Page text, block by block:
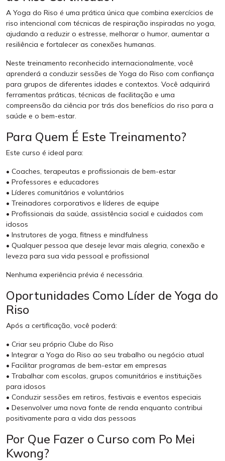
A Yoga do Riso é uma prática única que combina exercícios de
riso intencional com técnicas de respiração inspiradas no yoga,
ajudando a reduzir o estresse, melhorar o humor, aumentar a
resiliência e fortalecer as conexões humanas.
Neste treinamento reconhecido internacionalmente, você
aprenderá a conduzir sessões de Yoga do Riso com confiança
para grupos de diferentes idades e contextos. Você adquirirá
ferramentas práticas, técnicas de facilitação e uma
compreensão da ciência por trás dos benefícios do riso para a
saúde e o bem-estar.
Para Quem É Este Treinamento?
Este curso é ideal para:
• Coaches, terapeutas e profissionais de bem-estar
• Professores e educadores
• Líderes comunitários e voluntários
• Treinadores corporativos e líderes de equipe
• Profissionais da saúde, assistência social e cuidados com
idosos
• Instrutores de yoga, fitness e mindfulness
• Qualquer pessoa que deseje levar mais alegria, conexão e
leveza para sua vida pessoal e profissional
Nenhuma experiência prévia é necessária.
Oportunidades Como Líder de Yoga do
Riso
Após a certificação, você poderá:
• Criar seu próprio Clube do Riso
• Integrar a Yoga do Riso ao seu trabalho ou negócio atual
• Facilitar programas de bem-estar em empresas
• Trabalhar com escolas, grupos comunitários e instituições
para idosos
• Conduzir sessões em retiros, festivais e eventos especiais
• Desenvolver uma nova fonte de renda enquanto contribui
positivamente para a vida das pessoas
Por Que Fazer o Curso com Po Mei
Kwong?